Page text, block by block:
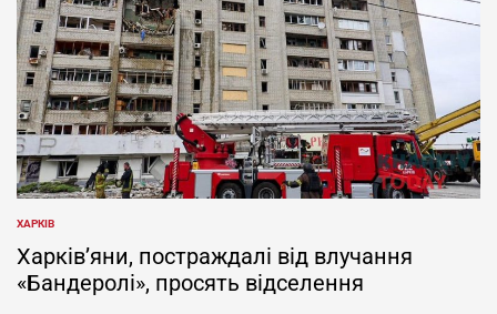
ОПУБЛІКУВАТИ
У
ХАРКІВ
Харків’яни, постраждалі від влучання
«Бандеролі», просять відселення